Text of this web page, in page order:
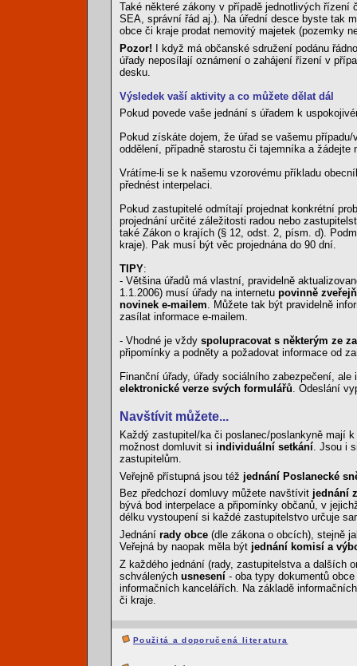
Také některé zákony v případě jednotlivých
SEA, správní řád aj.). Na úřední desce byste tak
obce či kraje prodat nemovitý majetek (pozemky
Pozor! I když má občanské sdružení podánu
úřady neposílají oznámení o zahájení řízení v
desku.
Výsledek vaší aktivity a co můžete dělat dál
Pokud povede vaše jednání s úřadem k
Pokud získáte dojem, že úřad se vašemu
oddělení, případně starostu či tajemníka a žádejte
Vrátíme-li se k našemu vzorovému příkladu
přednést interpelaci.
Pokud zastupitelé odmítají projednat konkrétní
projednání určité záležitosti radou nebo
také Zákon o krajích (§ 12, odst. 2, písm. d).
kraje). Pak musí být věc projednána do 90 dní.
TIPY:
- Většina úřadů má vlastní, pravidelně
1.1.2006) musí úřady na internetu povinně
novinek e-mailem . Můžete tak být pravidelně
zasílat informace e-mailem.
- Vhodné je vždy spolupracovat s některým ze
připomínky a podněty a požadovat informace od
Finanční úřady, úřady sociálního zabezpečení,
elektronické verze svých formulářů . Odeslání
Navštívit můžete...
Každý zastupitel/ka či poslanec/poslankyně mají
možnost domluvit si individuální setkání . Jsou i
zastupitelům.
Veřejně přístupná jsou též jednání Poslanecké
Bez předchozí domluvy můžete navštívit jednání
bývá bod interpelace a připomínky občanů, v
délku vystoupení si každé zastupitelstvo určuje
Jednání rady obce (dle zákona o obcích), stejně
Veřejná by naopak měla být jednání komisí a
Z každého jednání (rady, zastupitelstva a dalších
schválených usnesení - oba typy dokumentů
informačních kancelářích. Na základě
či kraje.
Použitá a doporučená literatura